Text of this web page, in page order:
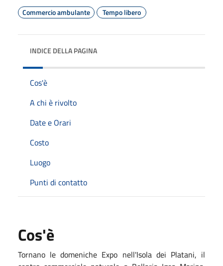
Commercio ambulante
Tempo libero
INDICE DELLA PAGINA
Cos'è
A chi è rivolto
Date e Orari
Costo
Luogo
Punti di contatto
Cos'è
Tornano le domeniche Expo nell'Isola dei Platani, il